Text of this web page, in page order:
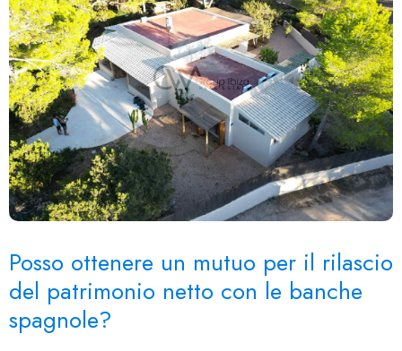
Posso ottenere un mutuo per il rilascio
del patrimonio netto con le banche
spagnole?